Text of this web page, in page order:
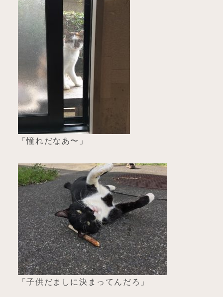
「憧れだなあ〜」
「子供だましに決まってんだろ」